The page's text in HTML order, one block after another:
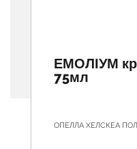
ЕМОЛІУМ
75мл
ОПЕЛЛА ХЕЛСКЕА